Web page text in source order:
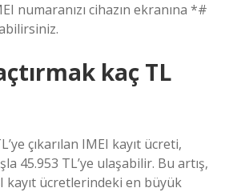
numaranızı cihazın ekranına *#
kaç TL
çıkarılan IMEI kayıt ücreti,
45.953 TL’ye ulaşabilir. Bu artış,
kayıt ücretlerindeki en büyük